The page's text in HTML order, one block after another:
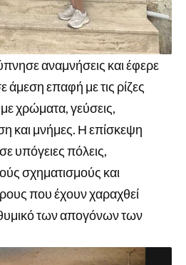
αναμνήσεις και έφερε
άμεση επαφή με τις ρίζες
χρώματα, γεύσεις,
και μνήμες. Η επίσκεψη
υπόγειες πόλεις,
σχηματισμούς και
που έχουν χαραχθεί
των απογόνων των